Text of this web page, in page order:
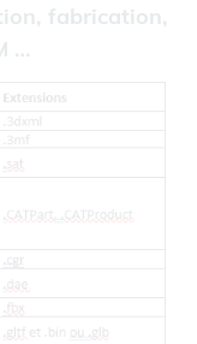
fabrication,
…